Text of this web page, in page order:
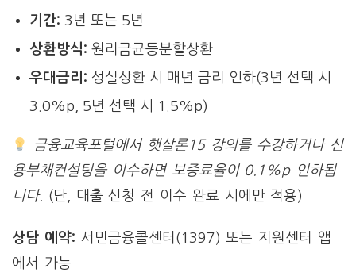
기간: 3년 또는 5년
상환방식: 원리금균등분할상환
우대금리: 성실상환 시 매년 금리 인하(3년 선택 시
3.0%p, 5년 선택 시 1.5%p)
금융교육포털에서 햇살론15 강의를 수강하거나 신
용부채컨설팅을 이수하면 보증료율이 0.1%p 인하됩
니다.
(단, 대출 신청 전 이수 완료 시에만 적용)
상담 예약: 서민금융콜센터(1397) 또는 지원센터 앱
에서 가능